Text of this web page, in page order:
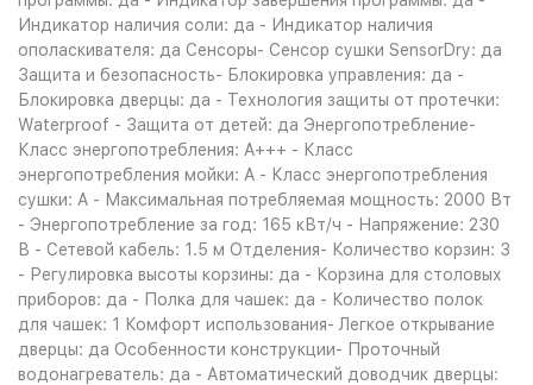
Индикатор наличия соли: да - Индикатор наличия
ополаскивателя: да Сенсоры- Сенсор сушки SensorDry: да
Защита и безопасность- Блокировка управления: да -
Блокировка дверцы: да - Технология защиты от протечки:
Waterproof - Защита от детей: да Энергопотребление-
Класс энергопотребления: A+++ - Класс
энергопотребления мойки: A - Класс энергопотребления
сушки: A - Максимальная потребляемая мощность: 2000 Вт
- Энергопотребление за год: 165 кВт/ч - Напряжение: 230
В - Сетевой кабель: 1.5 м Отделения- Количество корзин: 3
- Регулировка высоты корзины: да - Корзина для столовых
приборов: да - Полка для чашек: да - Количество полок
для чашек: 1 Комфорт использования- Легкое открывание
дверцы: да Особенности конструкции- Проточный
водонагреватель: да - Автоматический доводчик дверцы: